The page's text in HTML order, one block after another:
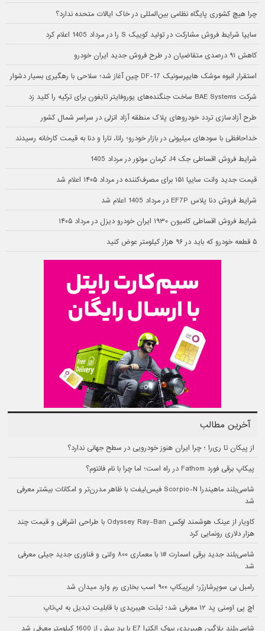
چرا هیچ کشوری پایگاه نظامی بین‌المللی در خاک ایالات متحده ندارد؟
سایپا شرایط فروش مشارکت در تولید کوییک S را در مرداد 1405 اعلام کرد
کاهش ۹۱ درصدی متقاضیان در طرح فروش جدید ایران خودرو
استقرار انبوه موشک هایپرسونیک DF-17 چین آغاز شد؛ سلاحی با رهگیری بسیار دشوار
شرکت BAE Systems ساخت جنگنده‌های یوروفایتر تایفون برای ترکیه را کلید زد
طرح آزادسازی تردد خودروهای پلاک منطقه آزاد انزلی در سراسر شمال کشور
خداحافظی با سودهای میلیونی در بازار خودرو؛ رانا، تارا و دنا به قیمت کارخانه رسیدند
شرایط فروش اقساطی جک J4 کرمان موتور در مرداد 1405
قیمت جدید وانت سایپا ۱۵۱ برای مصرف‌کننده در مرداد ۱۴۰۵ اعلام شد
شرایط فروش دنا پلاس EF7P در مرداد 1405 اعلام شد
شرایط فروش اقساطی کامیون ۱۹۳۰ ایران خودرو دیزل در مرداد ۱۴۰۵
۵ قطعه خودرو که باید در ۹۶ هزار کیلومتر عوض کنید
آخرین مطالب
از پیکان تا ری‌را ؛ چرا ایران هنوز خودرویی در سطح جهانی ندارد؟
پیکاپ برقی فورد Fathom در راه است؛ اما چرا با نام فانتوم؟
شاسی‌بلند ماهیندرا Scorpio-N فیس‌لیفت با ظاهر مدرن‌تر و امکانات بیشتر معرفی
شد
کاویار از عینک هوشمند لوکس Odyssey Ray-Ban با طراحی اشرافی و قیمت چند
هزار دلاری رونمایی کرد
شاسی‌بلند جدید برقی اسمارت #۱ با معماری ۸۰۰ ولتی و فناوری جدید جیلی معرفی
شد
رامبل بی سوپرشارژر؛ ابرپیکاپ ۹۰۰ اسب بخاری رم وارد میدان شد
اچ پی اومنی پد ۱۲ معرفی شد؛ تبلت هیبریدی با قابلیت تبدیل به لپ‌تاپ
شاسی‌بلند پلاگین هیبریدی بیوک الکترا E7 با برد بیش از 1600 کیلومتر معرفی شد